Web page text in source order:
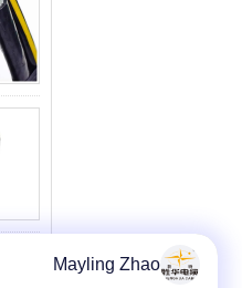
Mayling Zhao